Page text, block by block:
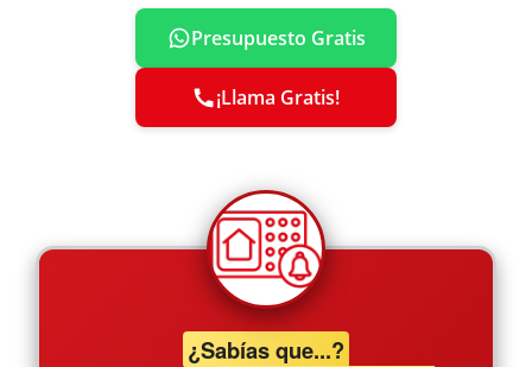
Presupuesto Gratis
¡Llama Gratis!
¿Sabías que...?